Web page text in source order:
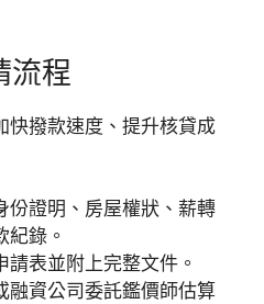
流程
快撥款速度、提升核貸成
份證明、房屋權狀、薪轉
紀錄。
請表並附上完整文件。
融資公司委託鑑價師估算